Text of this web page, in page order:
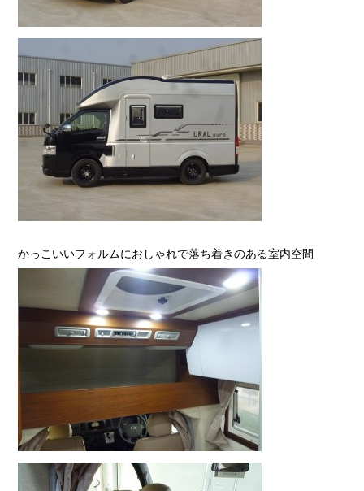
かっこいいフォルムにおしゃれで落ち着きのある室内空間